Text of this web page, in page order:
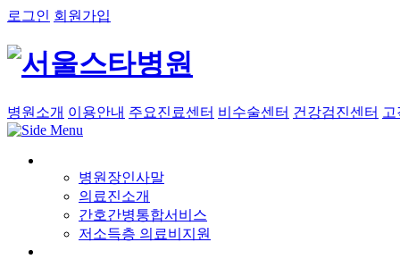
로그인 회원가입
병원소개 이용안내 주요진료센터 비수술센터 건강검진센터
병원장인사말
의료진소개
간호간병통합서비스
저소득층 의료비지원